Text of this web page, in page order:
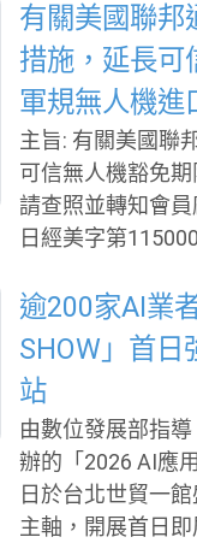
應用方向及合作
術，協助企業更有
科技館將於9月17
前瞻科研成果，
精準健康、淨零
業應用能量，打造產學研
年也規劃多元交
一對一技
有關美國聯邦
措施，延長可
軍規無人機進
主旨: 有關美國聯
可信無人機豁免
請查照並轉知會員廠商。 說明: 依據駐美國代表
日經美字第1150000832號函辦理
S）及其關鍵零組
eUAS」清單或符
年1月1日屆期。 美國聯邦通訊委員會（FCC）本年7月21日發布公告
及事實文件，就
條件之外國製無
長至2028年1月1
意
逾200家AI業
SHOW」首
站
由數位發展部指
辦的「2026 AI應
日於台北世貿一
主軸，開展首日